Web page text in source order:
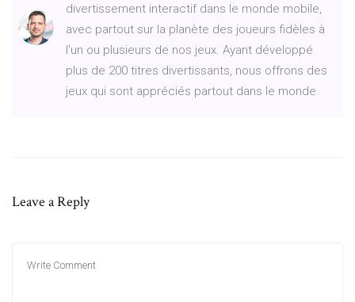
divertissement interactif dans le monde mobile,
avec partout sur la planète des joueurs fidèles à
l'un ou plusieurs de nos jeux. Ayant développé
plus de 200 titres divertissants, nous offrons des
jeux qui sont appréciés partout dans le monde.
Leave a Reply